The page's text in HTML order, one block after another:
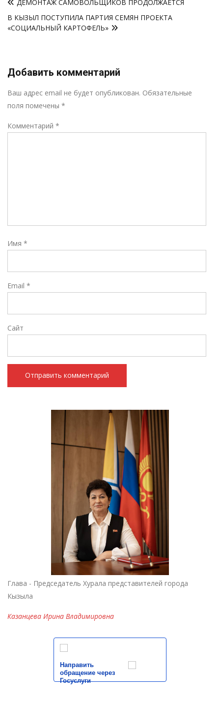
по
записям
ДЕМОНТАЖ САМОВОЛЬЩИКОВ ПРОДОЛЖАЕТСЯ
В КЫЗЫЛ ПОСТУПИЛА ПАРТИЯ СЕМЯН ПРОЕКТА
«СОЦИАЛЬНЫЙ КАРТОФЕЛЬ»
Добавить комментарий
Ваш адрес email не будет опубликован. Обязательные
поля помечены *
Комментарий *
Имя *
Email *
Сайт
Глава - Председатель Хурала представителей города
Кызыла
Казанцева Ирина Владимировна
Направить
обращение через
Госуслуги